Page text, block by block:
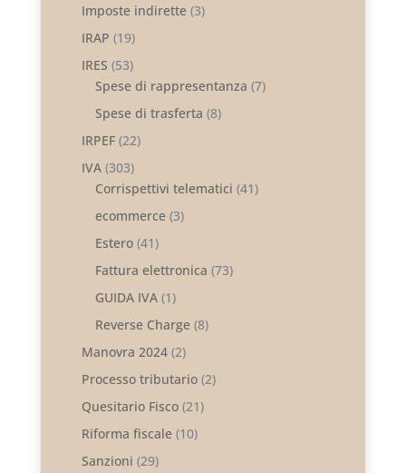
Imposte indirette(3)
IRAP (19)
IRES (53)
Spese di rappresentanza (7)
Spese di trasferta (8)
IRPEF(22)
IVA(303)
Corrispettivi telematici (41)
ecommerce(3)
Estero(41)
Fattura elettronica (73)
GUIDA IVA(1)
Reverse Charge(8)
Manovra 2024(2)
Processo tributario(2)
Quesitario Fisco(21)
Riforma fiscale(10)
Sanzioni (29)